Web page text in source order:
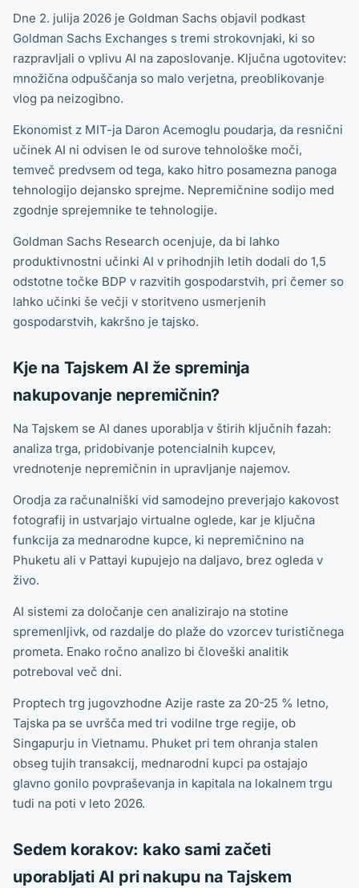
Dne 2. julija 2026 je Goldman Sachs objavil podkast
Goldman Sachs Exchanges s tremi strokovnjaki, ki so
razpravljali o vplivu AI na zaposlovanje. Ključna ugotovitev:
množična odpuščanja so malo verjetna, preoblikovanje
vlog pa neizogibno.
Ekonomist z MIT-ja Daron Acemoglu poudarja, da resnični
učinek AI ni odvisen le od surove tehnološke moči,
temveč predvsem od tega, kako hitro posamezna panoga
tehnologijo dejansko sprejme. Nepremičnine sodijo med
zgodnje sprejemnike te tehnologije.
Goldman Sachs Research ocenjuje, da bi lahko
produktivnostni učinki AI v prihodnjih letih dodali do 1,5
odstotne točke BDP v razvitih gospodarstvih, pri čemer so
lahko učinki še večji v storitveno usmerjenih
gospodarstvih, kakršno je tajsko.
Kje na Tajskem AI že spreminja
nakupovanje nepremičnin?
Na Tajskem se AI danes uporablja v štirih ključnih fazah:
analiza trga, pridobivanje potencialnih kupcev,
vrednotenje nepremičnin in upravljanje najemov.
Orodja za računalniški vid samodejno preverjajo kakovost
fotografij in ustvarjajo virtualne oglede, kar je ključna
funkcija za mednarodne kupce, ki nepremičnino na
Phuketu ali v Pattayi kupujejo na daljavo, brez ogleda v
živo.
AI sistemi za določanje cen analizirajo na stotine
spremenljivk, od razdalje do plaže do vzorcev turističnega
prometa. Enako ročno analizo bi človeški analitik
potreboval več dni.
Proptech trg jugovzhodne Azije raste za 20-25 % letno,
Tajska pa se uvršča med tri vodilne trge regije, ob
Singapurju in Vietnamu. Phuket pri tem ohranja stalen
obseg tujih transakcij, mednarodni kupci pa ostajajo
glavno gonilo povpraševanja in kapitala na lokalnem trgu
tudi na poti v leto 2026.
Sedem korakov: kako sami začeti
uporabljati AI pri nakupu na Tajskem